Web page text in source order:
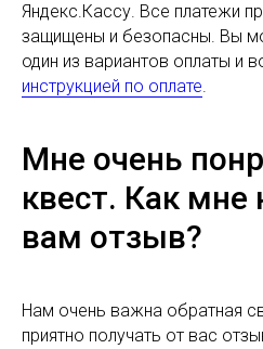
Яндекс.Кассу. Все платежи
защищены и безопасны. Вы
один из вариантов оплаты и
инструкцией по оплате.
Мне очень
квест. Как мне
вам отзыв?
Нам очень важна обратная
приятно получать от вас